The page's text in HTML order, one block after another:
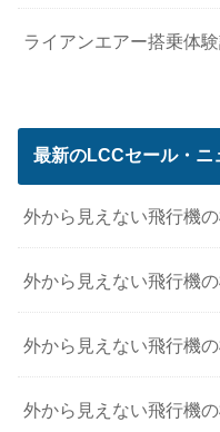
ライアンエアー搭乗体
最新のLCCセール・ニ
外から見えない飛行機
外から見えない飛行機
外から見えない飛行機
外から見えない飛行機